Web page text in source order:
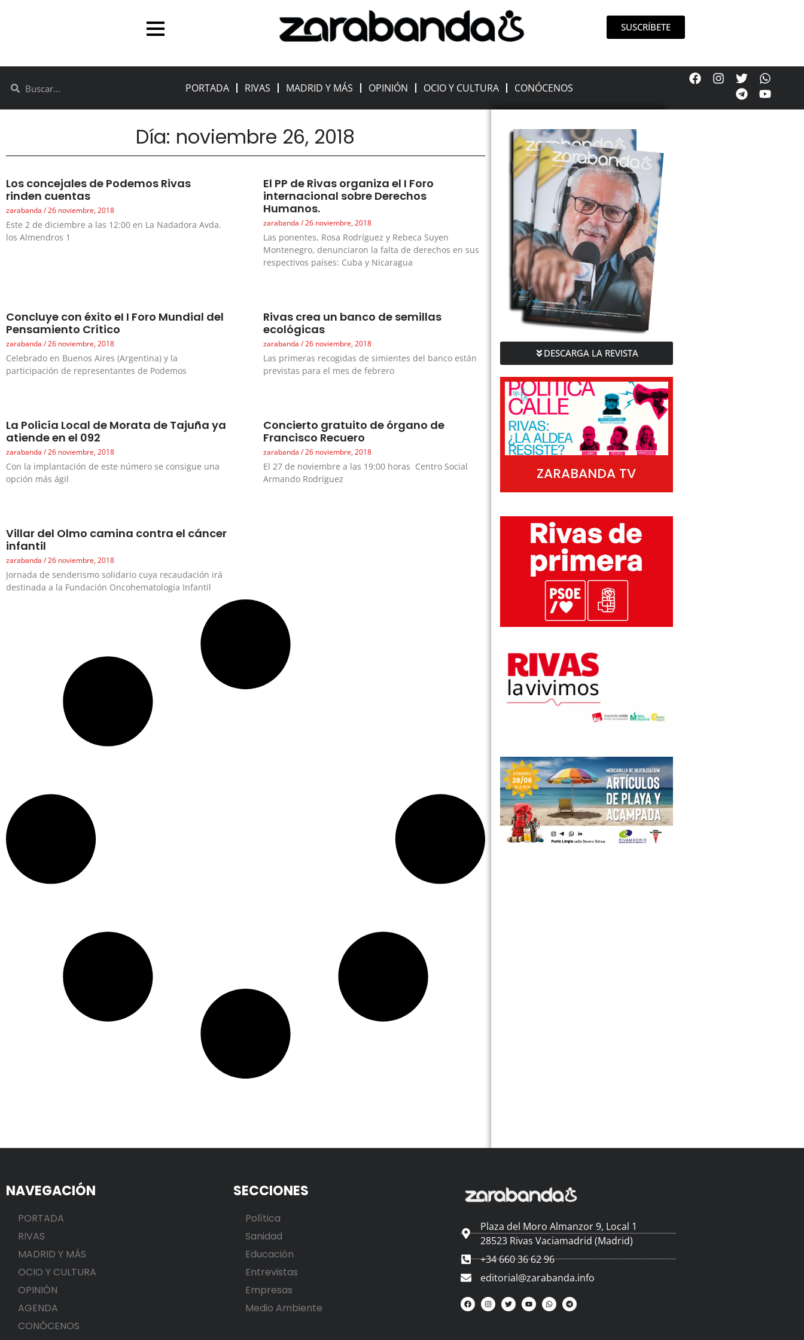
SUSCRÍBETE
PORTADA RIVAS MADRID Y MÁS OPINIÓN OCIO Y CULTURA CONÓCENOS
Día: noviembre 26, 2018
Los concejales de Podemos Rivas
rinden cuentas
zarabanda 26 noviembre, 2018
Este 2 de diciembre a las 12:00 en La Nadadora Avda.
los Almendros 1
El PP de Rivas organiza el I Foro
internacional sobre Derechos
Humanos.
zarabanda 26 noviembre, 2018
Las ponentes, Rosa Rodríguez y Rebeca Suyen
Montenegro, denunciaron la falta de derechos en sus
respectivos países: Cuba y Nicaragua
Concluye con éxito eI I Foro Mundial del
Pensamiento Crítico
zarabanda 26 noviembre, 2018
Celebrado en Buenos Aires (Argentina) y la
participación de representantes de Podemos
Rivas crea un banco de semillas
ecológicas
zarabanda 26 noviembre, 2018
Las primeras recogidas de simientes del banco están
previstas para el mes de febrero
La Policía Local de Morata de Tajuña ya
atiende en el 092
zarabanda 26 noviembre, 2018
Con la implantación de este número se consigue una
opción más ágil
Concierto gratuito de órgano de
Francisco Recuero
zarabanda 26 noviembre, 2018
El 27 de noviembre a las 19:00 horas Centro Social
Armando Rodríguez
Villar del Olmo camina contra el cáncer
infantil
zarabanda 26 noviembre, 2018
Jornada de senderismo solidario cuya recaudación irá
destinada a la Fundación Oncohematología Infantil
DESCARGA LA REVISTA
ZARABANDA TV
NAVEGACIÓN
PORTADA
RIVAS
MADRID Y MÁS
OCIO Y CULTURA
OPINIÓN
AGENDA
CONÓCENOS
SECCIONES
Política
Sanidad
Educación
Entrevistas
Empresas
Medio Ambiente
Plaza del Moro Almanzor 9, Local 1
28523 Rivas Vaciamadrid (Madrid)
+34 660 36 62 96
editorial@zarabanda.info